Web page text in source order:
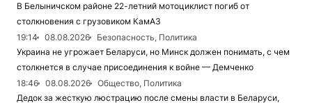
В Белыничском районе 22-летний мотоциклист погиб от
столкновения с грузовиком КамАЗ
19:14
08.08.2026
Безопасность, Политика
Украина не угрожает Беларуси, но Минск должен понимать, с чем
столкнется в случае присоединения к войне — Демченко
18:46
08.08.2026
Общество, Политика
Дедок за жесткую люстрацию после смены власти в Беларуси,